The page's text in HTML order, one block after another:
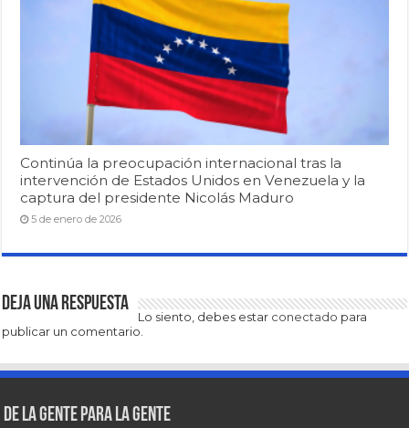
Continúa la preocupación internacional tras la
intervención de Estados Unidos en Venezuela y la
captura del presidente Nicolás Maduro
5 de enero de 2026
Deja una respuesta
Lo siento, debes estar conectado para
publicar un comentario.
De la gente para la gente